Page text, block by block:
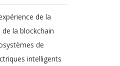
de la
la blockchain
de
intelligents